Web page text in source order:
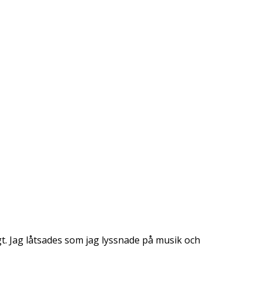
låtsades som jag lyssnade på musik och